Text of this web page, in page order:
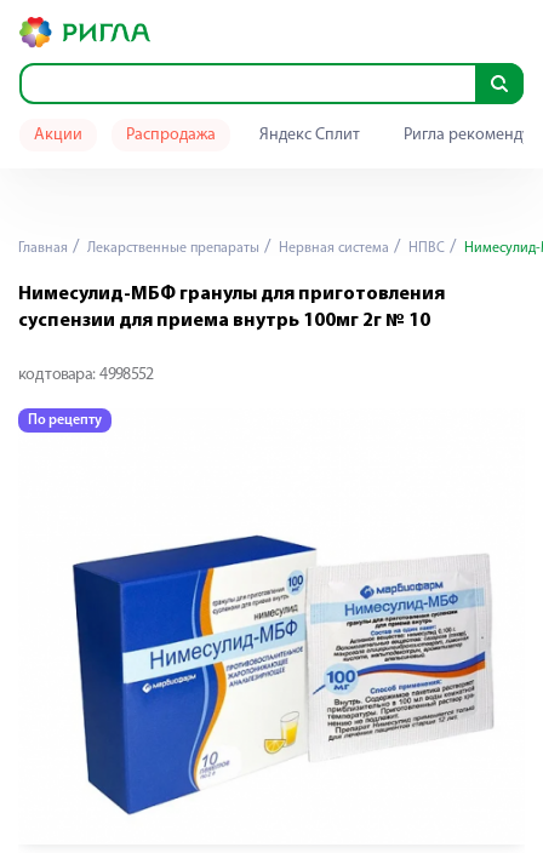
Акции Распродажа Яндекс Сплит Ригла
Главная Лекарственные препараты Нервная система НПВС
Нимесулид-МБФ гранулы для приготовления
суспензии для приема внутрь 100мг 2г № 10
код товара: 4998552
По рецепту